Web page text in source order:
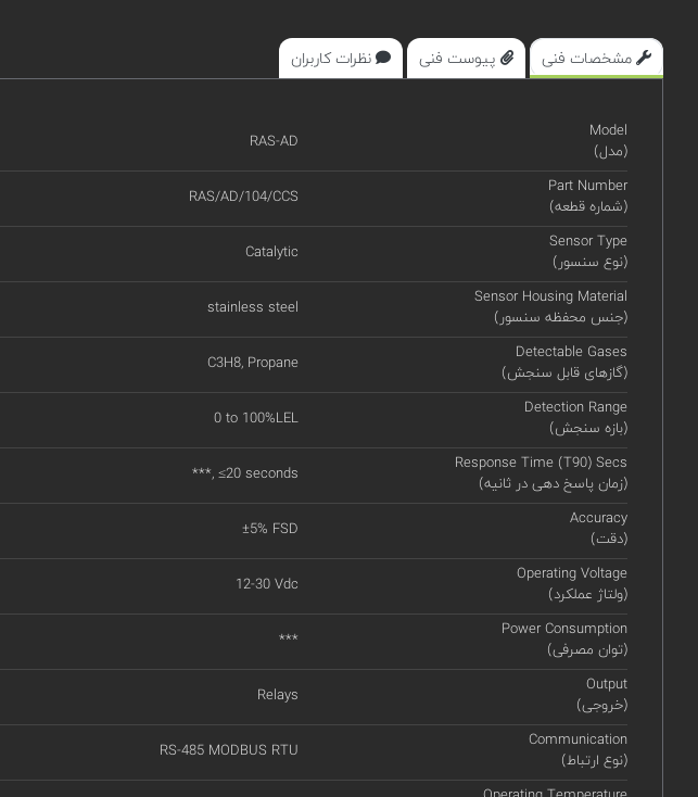
مشخصات فنی پیوست فنی نظرات کاربران
Model
(مدل)
RAS-AD
Part Number
(شماره قطعه)
RAS/AD/104/CCS
Sensor Type
(نوع سنسور)
Catalytic
Sensor Housing Material
(جنس محفظه سنسور)
stainless steel
Detectable Gases
(گازهای قابل سنجش)
C3H8, Propane
Detection Range
(بازه سنجش)
0 to 100%LEL
Response Time (T90) Secs
(زمان پاسخ دهی در ثانیه)
***, ≤20 seconds
Accuracy
(دقت)
±5% FSD
Operating Voltage
(ولتاژ عملکرد)
12-30 Vdc
Power Consumption
(توان مصرفی)
***
Output
(خروجی)
Relays
Communication
(نوع ارتباط)
RS-485 MODBUS RTU